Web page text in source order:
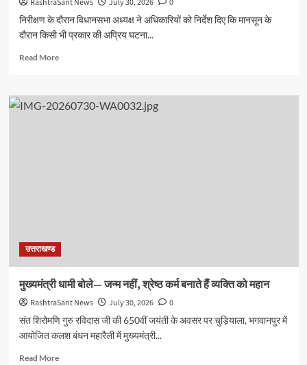
की
संख्या
RashtraSant News July 30, 2026
0
निरीक्षण के दौरान विधानसभा अध्यक्ष ने अधिकारियों को निर्देश दिए कि मानसून के
दौरान किसी भी प्रकार की अप्रिय घटना...
Read MoreRead
मानसून
को
किया
निरीक्षण,
अधिकारियों
को
दिए
सख्त
निर्देश
उत्तराखण्ड
मुख्यमंत्री धामी बोले— जन्म नहीं, श्रेष्ठ कर्म बनाते हैं व्यक्ति को महान
RashtraSant News July 30, 2026
0
संत शिरोमणि गुरु रविदास जी की 650वीं जयंती के अवसर पर चुड़ियाला, भगवानपुर में
आयोजित कलश बंधन महारैली में मुख्यमंत्री...
Read MoreRead